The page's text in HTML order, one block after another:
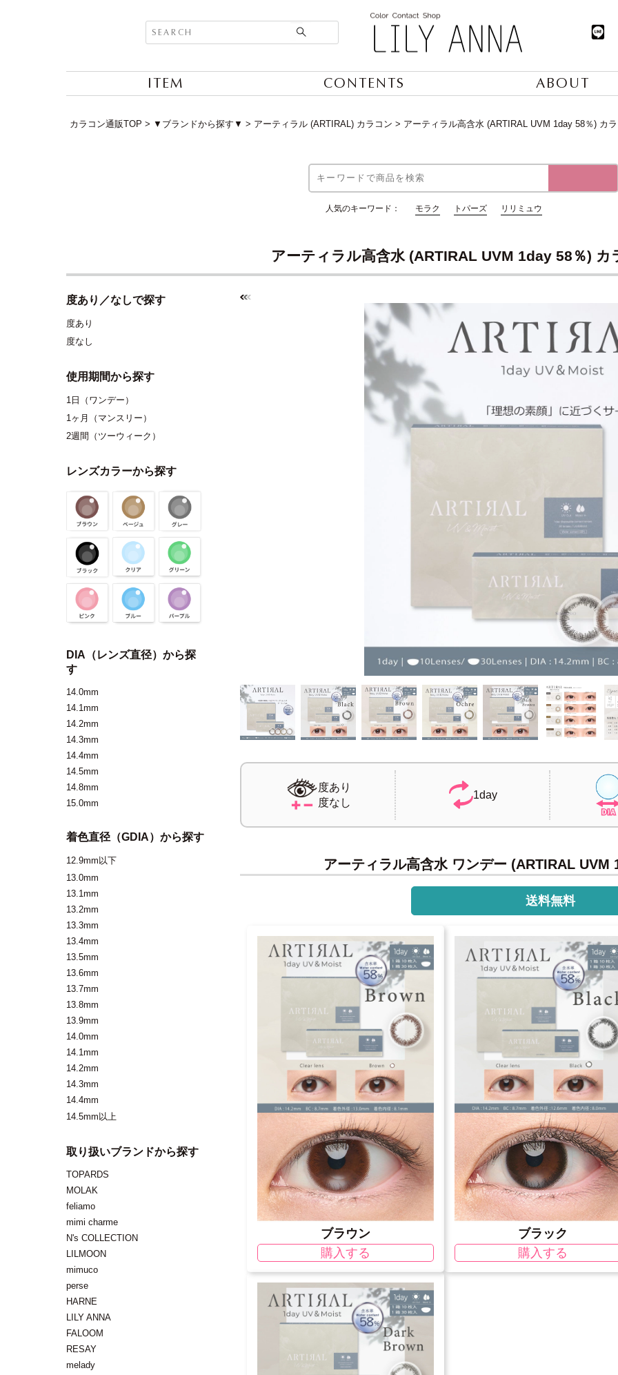
ITEM CONTENTS ABOUT
カラコン通販TOP ▼ブランドから探す▼ アーティラル (ARTIRAL) カラコン アーティラル高含水 (ARTIRAL UVM 1day 58％) カ
人気のキーワード： モラク トパーズ リリミュウ
アーティラル高含水 (ARTIRAL UVM 1day 58％) カ
度あり／なしで探す
度あり
度なし
使用期間から探す
1日（ワンデー）
1ヶ月（マンスリー）
2週間（ツーウィーク）
レンズカラーから探す
DIA（レンズ直径）から探
す
14.0mm
14.1mm
14.2mm
14.3mm
14.4mm
14.5mm
14.8mm
15.0mm
着色直径（GDIA）から探す
12.9mm以下
13.0mm
13.1mm
13.2mm
13.3mm
13.4mm
13.5mm
13.6mm
13.7mm
13.8mm
13.9mm
14.0mm
14.1mm
14.2mm
14.3mm
14.4mm
14.5mm以上
取り扱いブランドから探す
TOPARDS
MOLAK
feliamo
mimi charme
N's COLLECTION
LILMOON
mimuco
perse
HARNE
LILY ANNA
FALOOM
RESAY
melady
度あり
度なし
1day
アーティラル高含水 ワンデー (ARTIRAL
送料無料
ブラウン
購入する
ブラック
購入する